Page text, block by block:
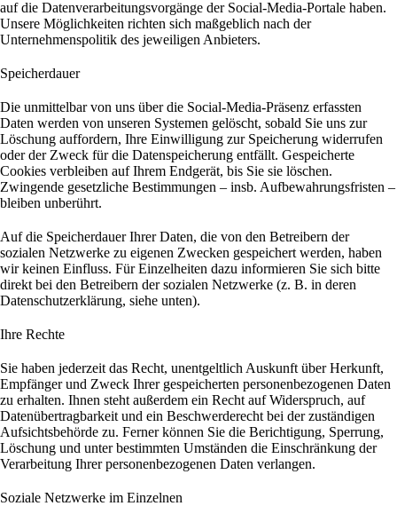
auf die Datenverarbeitungsvorgänge der Social-Media-Portale haben.
Unsere Möglichkeiten richten sich maßgeblich nach der
Unternehmenspolitik des jeweiligen Anbieters.
Speicherdauer
Die unmittelbar von uns über die Social-Media-Präsenz erfassten
Daten werden von unseren Systemen gelöscht, sobald Sie uns zur
Löschung auffordern, Ihre Einwilligung zur Speicherung widerrufen
oder der Zweck für die Datenspeicherung entfällt. Gespeicherte
Cookies verbleiben auf Ihrem Endgerät, bis Sie sie löschen.
Zwingende gesetzliche Bestimmungen – insb. Aufbewahrungsfristen –
bleiben unberührt.
Auf die Speicherdauer Ihrer Daten, die von den Betreibern der
sozialen Netzwerke zu eigenen Zwecken gespeichert werden, haben
wir keinen Einfluss. Für Einzelheiten dazu informieren Sie sich bitte
direkt bei den Betreibern der sozialen Netzwerke (z. B. in deren
Datenschutzerklärung, siehe unten).
Ihre Rechte
Sie haben jederzeit das Recht, unentgeltlich Auskunft über Herkunft,
Empfänger und Zweck Ihrer gespeicherten personenbezogenen Daten
zu erhalten. Ihnen steht außerdem ein Recht auf Widerspruch, auf
Datenübertragbarkeit und ein Beschwerderecht bei der zuständigen
Aufsichtsbehörde zu. Ferner können Sie die Berichtigung, Sperrung,
Löschung und unter bestimmten Umständen die Einschränkung der
Verarbeitung Ihrer personenbezogenen Daten verlangen.
Soziale Netzwerke im Einzelnen